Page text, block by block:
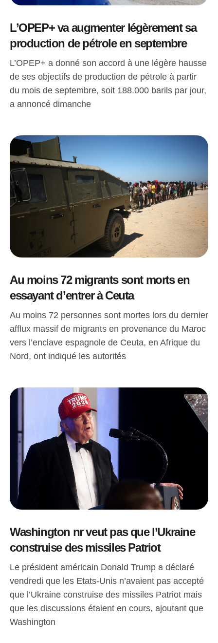
L’OPEP+ va augmenter légèrement sa
production de pétrole en septembre
L’OPEP+ a donné son accord à une légère hausse
de ses objectifs de production de pétrole à partir
du mois de septembre, soit 188.000 barils par jour,
a annoncé dimanche
Au moins 72 migrants sont morts en
essayant d’entrer à Ceuta
Au moins 72 personnes sont mortes lors du dernier
afflux massif de migrants en provenance du Maroc
vers l’enclave espagnole de Ceuta, en Afrique du
Nord, ont indiqué les autorités
Washington nr veut pas que l’Ukraine
construise des missiles Patriot
Le président américain Donald Trump a déclaré
vendredi que les Etats-Unis n’avaient pas accepté
que l’Ukraine construise des missiles Patriot mais
que les discussions étaient en cours, ajoutant que
Washington